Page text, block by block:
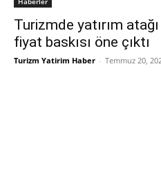
Turizmde yatırım
fiyat baskısı öne çıktı
Turizm Yatirim Haber - Temmuz 20,